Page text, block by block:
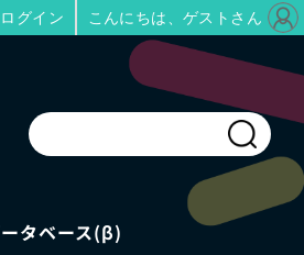
タベース(β)
ログイン こんにちは、ゲストさん